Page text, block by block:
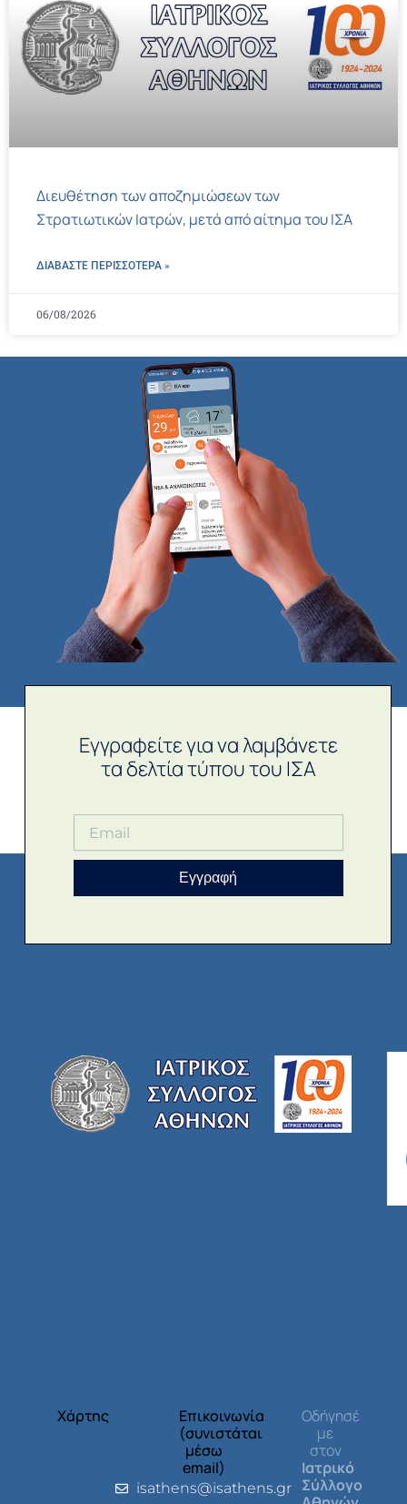
Διευθέτηση των αποζημιώσεων των
Στρατιωτικών Ιατρών, μετά από αίτημα του ΙΣΑ
ΔΙΑΒΑΣΤΕ ΠΕΡΙΣΣΌΤΕΡΑ »
06/08/2026
Εγγραφείτε για να λαμβάνετε
τα δελτία τύπου του ΙΣΑ
Εγγραφή
Χάρτης
Επικοινωνία
(συνιστάται
μέσω
email)
isathens@isathens.gr
Οδήγησέ
με
στον
Ιατρικό
Σύλλογο